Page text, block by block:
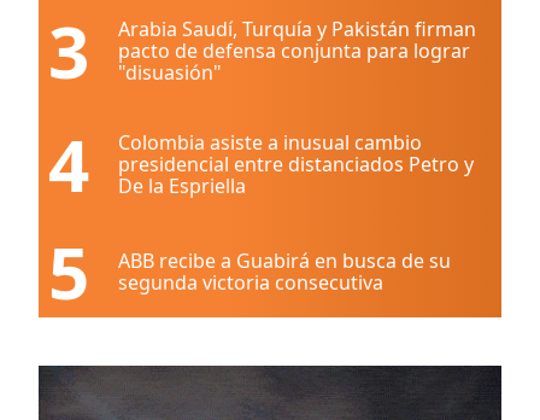
3
Arabia Saudí, Turquía y Pakistán firman
pacto de defensa conjunta para lograr
"disuasión"
4
Colombia asiste a inusual cambio
presidencial entre distanciados Petro y
De la Espriella
5
ABB recibe a Guabirá en busca de su
segunda victoria consecutiva